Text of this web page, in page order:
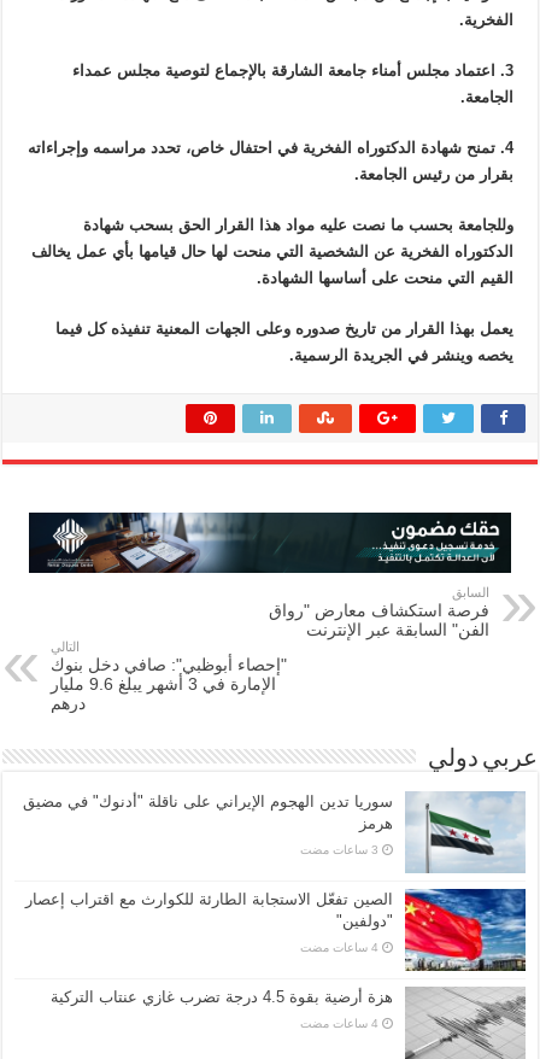
الفخرية.
3. اعتماد مجلس أمناء جامعة الشارقة بالإجماع لتوصية مجلس عمداء
الجامعة.
4. تمنح شهادة الدكتوراه الفخرية في احتفال خاص، تحدد مراسمه وإجراءاته
بقرار من رئيس الجامعة.
وللجامعة بحسب ما نصت عليه مواد هذا القرار الحق بسحب شهادة
الدكتوراه الفخرية عن الشخصية التي منحت لها حال قيامها بأي عمل يخالف
القيم التي منحت على أساسها الشهادة.
يعمل بهذا القرار من تاريخ صدوره وعلى الجهات المعنية تنفيذه كل فيما
يخصه وينشر في الجريدة الرسمية.
السابق
فرصة استكشاف معارض "رواق
الفن" السابقة عبر الإنترنت
التالي
"إحصاء أبوظبي": صافي دخل بنوك
الإمارة في 3 أشهر يبلغ 9.6 مليار
درهم
عربي دولي
سوريا تدين الهجوم الإيراني على ناقلة "أدنوك" في مضيق
هرمز ‏
الصين تفعّل الاستجابة الطارئة للكوارث مع اقتراب إعصار
"دولفين"
هزة أرضية بقوة 4.5 درجة تضرب غازي عنتاب التركية